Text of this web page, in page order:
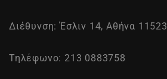
Διέθυνση: Έσλιν 14, Αθήνα 11523
Τηλέφωνο: 213 0883758